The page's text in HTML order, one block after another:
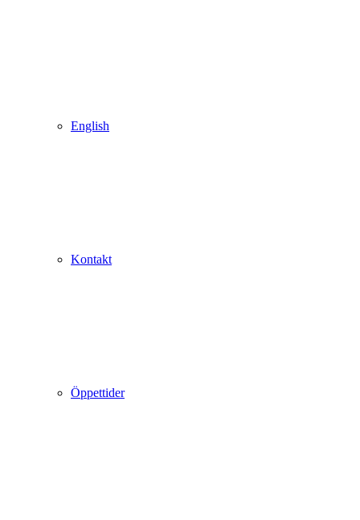
English
Kontakt
Öppettider